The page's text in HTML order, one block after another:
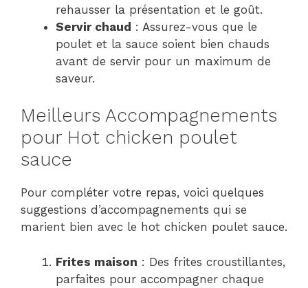
rehausser la présentation et le goût.
Servir chaud : Assurez-vous que le
poulet et la sauce soient bien chauds
avant de servir pour un maximum de
saveur.
Meilleurs Accompagnements
pour Hot chicken poulet
sauce
Pour compléter votre repas, voici quelques
suggestions d’accompagnements qui se
marient bien avec le hot chicken poulet sauce.
Frites maison : Des frites croustillantes,
parfaites pour accompagner chaque